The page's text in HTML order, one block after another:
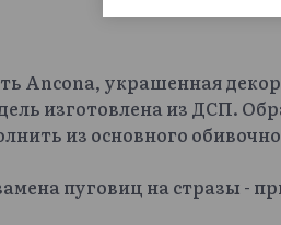
Ancona, украшенная
изготовлена из ДСП.
из основного
пуговиц на стразы -